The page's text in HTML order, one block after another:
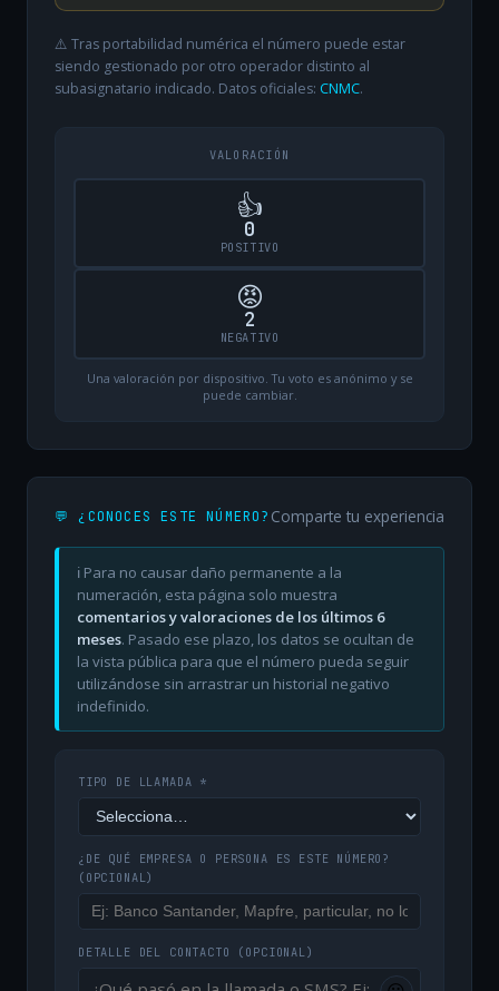
⚠️ Tras portabilidad numérica el número puede estar
siendo gestionado por otro operador distinto al
subasignatario indicado. Datos oficiales: CNMC.
VALORACIÓN
👍
0
POSITIVO
😡
2
NEGATIVO
Una valoración por dispositivo. Tu voto es anónimo y se
puede cambiar.
💬 ¿CONOCES ESTE NÚMERO? Comparte tu experiencia
ℹ️ Para no causar daño permanente a la
numeración, esta página solo muestra
comentarios y valoraciones de los últimos 6
meses. Pasado ese plazo, los datos se ocultan de
la vista pública para que el número pueda seguir
utilizándose sin arrastrar un historial negativo
indefinido.
TIPO DE LLAMADA *
¿DE QUÉ EMPRESA O PERSONA ES ESTE NÚMERO?
(OPCIONAL)
DETALLE DEL CONTACTO (OPCIONAL)